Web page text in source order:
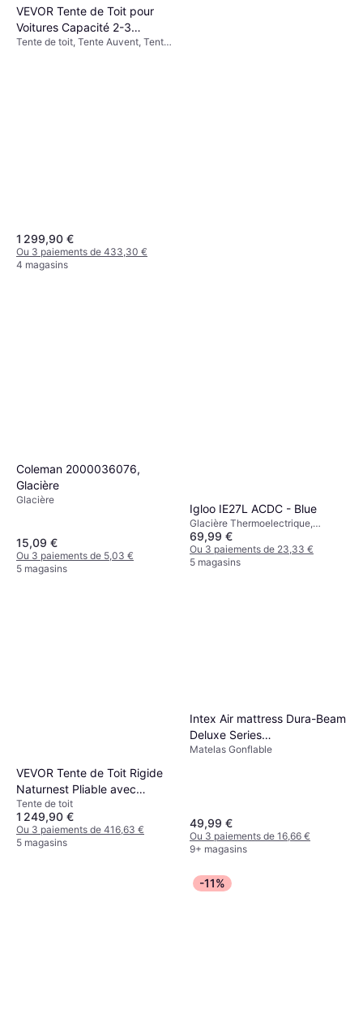
VEVOR Tente de Toit pour
Voitures Capacité 2-3
Étanche
Tente de toit, Tente Auvent, Tente
1 299,90 €
Ou 3 paiements de 433,30 €
4 magasins
Coleman 2000036076,
Glacière
Glacière
15,09 €
Ou 3 paiements de 5,03 €
5 magasins
Igloo IE27L ACDC - Blue
Glacière Thermoelectrique,
12/230 V, Polypropylène,
Plastique
69,99 €
Ou 3 paiements de 23,33 €
5 magasins
VEVOR Tente de Toit Rigide
Naturnest Pliable avec
Échelle
Tente de toit
1 249,90 €
Ou 3 paiements de 416,63 €
5 magasins
Intex Air mattress Dura-Beam
Deluxe Series
203x152x46cm
Matelas Gonflable
49,99 €
Ou 3 paiements de 16,66 €
9+ magasins
-11%